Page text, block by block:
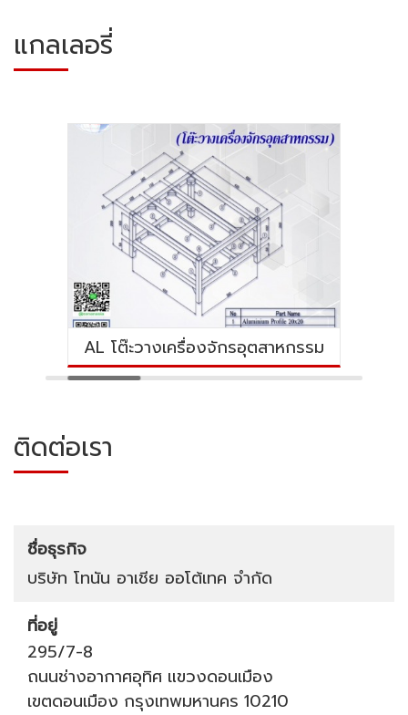
แกลเลอรี่
AL โต๊ะวางเครื่องจักรอุตสาหกรรม
ติดต่อเรา
ชื่อธุรกิจ
บริษัท โทนัน อาเชีย ออโต้เทค จำกัด
ที่อยู่
295/7-8
ถนนช่างอากาศอุทิศ แขวงดอนเมือง
เขตดอนเมือง กรุงเทพมหานคร 10210